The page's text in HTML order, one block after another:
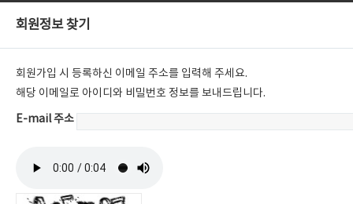
회원정보 찾기
회원가입 시 등록하신 이메일 주소를 입력해 주세요.
해당 이메일로 아이디와 비밀번호 정보를 보내드립니다.
E-mail 주소